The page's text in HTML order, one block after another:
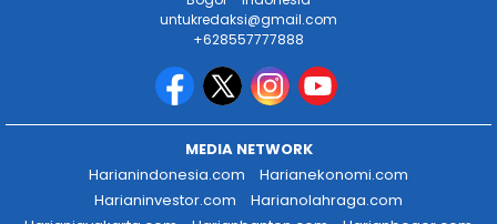
untukredaksi@gmail.com
+628557777888
MEDIA NETWORK
Harianindonesia.com
Harianekonomi.com
Harianinvestor.com
Harianolahraga.com